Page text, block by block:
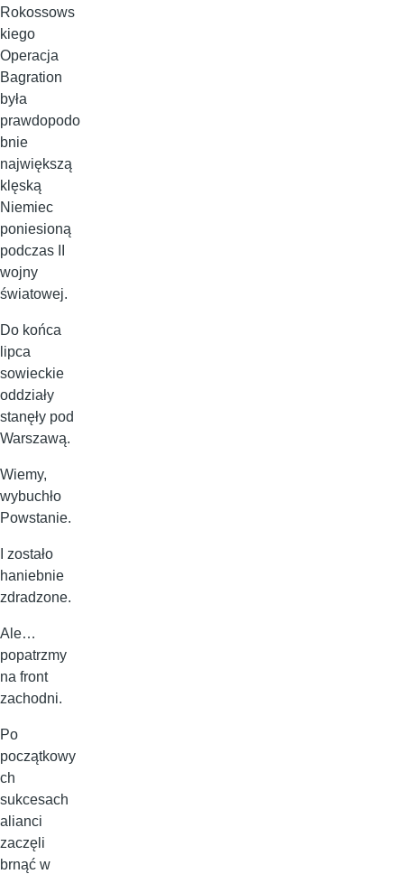
Rokossows
kiego
Operacja
Bagration
była
prawdopodo
bnie
największą
klęską
Niemiec
poniesioną
podczas II
wojny
światowej.
Do końca
lipca
sowieckie
oddziały
stanęły pod
Warszawą.
Wiemy,
wybuchło
Powstanie.
I zostało
haniebnie
zdradzone.
Ale…
popatrzmy
na front
zachodni.
Po
początkowy
ch
sukcesach
alianci
zaczęli
brnąć w